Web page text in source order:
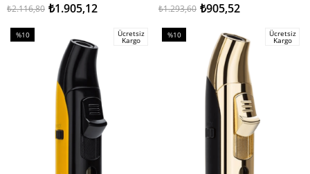
₺1.905,12
₺2.116,80 ₺905,52
₺1.293,60
%10
Ücretsiz
Kargo
%10
Ücretsiz
Kargo